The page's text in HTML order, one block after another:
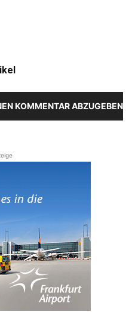
KOMMENTAR ABZUGEBEN